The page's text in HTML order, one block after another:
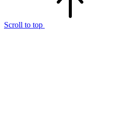
Scroll to top